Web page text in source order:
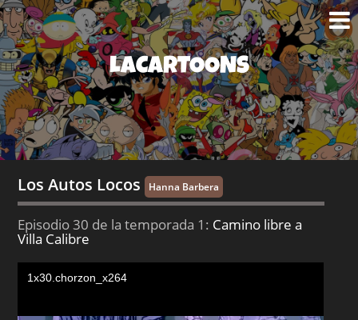
LACARTOONS
Los Autos Locos Hanna Barbera
Episodio 30 de la temporada 1: Camino libre a
Villa Calibre